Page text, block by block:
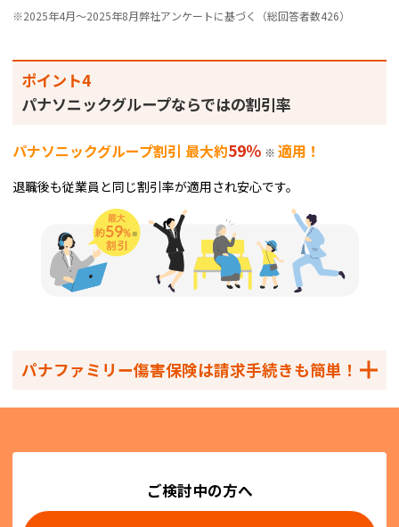
※2025年4月～2025年8月弊社アンケートに基づく（総回答者数426）
ポイント4
パナソニックグループならではの割引率
パナソニックグループ割引 最大約59％ ※ 適用！
退職後も従業員と同じ割引率が適用され安心です。
パナファミリー傷害保険は請求手続きも簡単！
ご検討中の方へ